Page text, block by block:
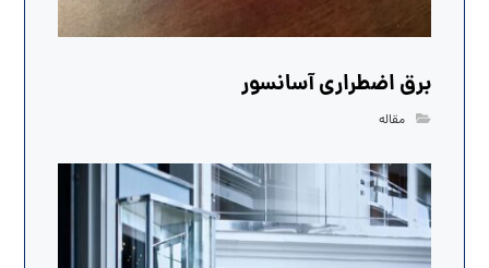
برق اضطراری آسانسور
مقاله